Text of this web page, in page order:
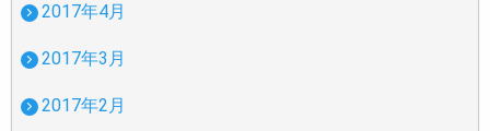
2017年4月
2017年3月
2017年2月